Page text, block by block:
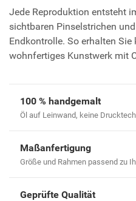
Jede Reproduktion entsteht
sichtbaren Pinselstrichen
Endkontrolle. So erhalten Sie
wohnfertiges Kunstwerk mit
100 % handgemalt
Öl auf Leinwand, keine
Maßanfertigung
Größe und Rahmen passend zu
Geprüfte Qualität